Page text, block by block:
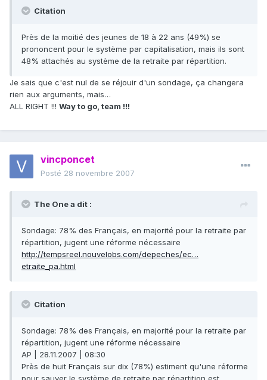
Citation
Près de la moitié des jeunes de 18 à 22 ans (49%) se
prononcent pour le système par capitalisation, mais ils sont
48% attachés au système de la retraite par répartition.
Je sais que c'est nul de se réjouir d'un sondage, ça changera
rien aux arguments, mais…
ALL RIGHT !!! Way to go, team !!!
vincponcet
Posté 28 novembre 2007
The One a dit :
Sondage: 78% des Français, en majorité pour la retraite par
répartition, jugent une réforme nécessaire
http://tempsreel.nouvelobs.com/depeches/ec…
etraite_pa.html
Citation
Sondage: 78% des Français, en majorité pour la retraite par
répartition, jugent une réforme nécessaire
AP | 28.11.2007 | 08:30
Près de huit Français sur dix (78%) estiment qu'une réforme